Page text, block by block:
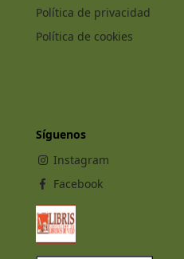
Política de privacidad
Política de cookies
Síguenos
Instagram
Facebook